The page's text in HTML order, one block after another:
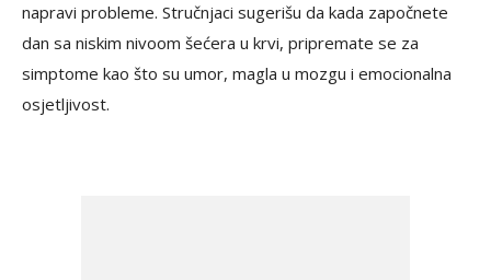
napravi probleme. Stručnjaci sugerišu da kada započnete
dan sa niskim nivoom šećera u krvi, pripremate se za
simptome kao što su umor, magla u mozgu i emocionalna
osjetljivost.